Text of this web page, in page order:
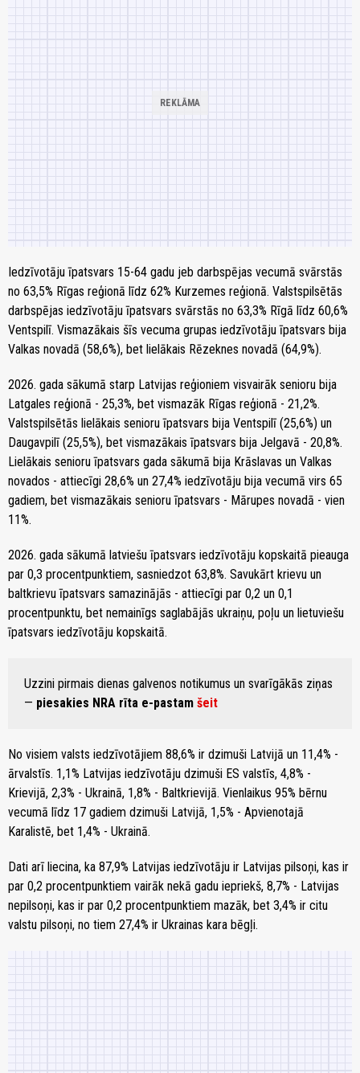
Iedzīvotāju īpatsvars 15-64 gadu jeb darbspējas vecumā svārstās
no 63,5% Rīgas reģionā līdz 62% Kurzemes reģionā. Valstspilsētās
darbspējas iedzīvotāju īpatsvars svārstās no 63,3% Rīgā līdz 60,6%
Ventspilī. Vismazākais šīs vecuma grupas iedzīvotāju īpatsvars bija
Valkas novadā (58,6%), bet lielākais Rēzeknes novadā (64,9%).
2026. gada sākumā starp Latvijas reģioniem visvairāk senioru bija
Latgales reģionā - 25,3%, bet vismazāk Rīgas reģionā - 21,2%.
Valstspilsētās lielākais senioru īpatsvars bija Ventspilī (25,6%) un
Daugavpilī (25,5%), bet vismazākais īpatsvars bija Jelgavā - 20,8%.
Lielākais senioru īpatsvars gada sākumā bija Krāslavas un Valkas
novados - attiecīgi 28,6% un 27,4% iedzīvotāju bija vecumā virs 65
gadiem, bet vismazākais senioru īpatsvars - Mārupes novadā - vien
11%.
2026. gada sākumā latviešu īpatsvars iedzīvotāju kopskaitā pieauga
par 0,3 procentpunktiem, sasniedzot 63,8%. Savukārt krievu un
baltkrievu īpatsvars samazinājās - attiecīgi par 0,2 un 0,1
procentpunktu, bet nemainīgs saglabājās ukraiņu, poļu un lietuviešu
īpatsvars iedzīvotāju kopskaitā.
Uzzini pirmais dienas galvenos notikumus un svarīgākās ziņas
— piesakies NRA rīta e-pastam šeit
No visiem valsts iedzīvotājiem 88,6% ir dzimuši Latvijā un 11,4% -
ārvalstīs. 1,1% Latvijas iedzīvotāju dzimuši ES valstīs, 4,8% -
Krievijā, 2,3% - Ukrainā, 1,8% - Baltkrievijā. Vienlaikus 95% bērnu
vecumā līdz 17 gadiem dzimuši Latvijā, 1,5% - Apvienotajā
Karalistē, bet 1,4% - Ukrainā.
Dati arī liecina, ka 87,9% Latvijas iedzīvotāju ir Latvijas pilsoņi, kas ir
par 0,2 procentpunktiem vairāk nekā gadu iepriekš, 8,7% - Latvijas
nepilsoņi, kas ir par 0,2 procentpunktiem mazāk, bet 3,4% ir citu
valstu pilsoņi, no tiem 27,4% ir Ukrainas kara bēgļi.